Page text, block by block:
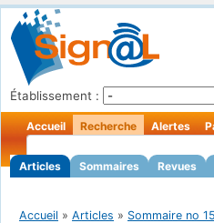
Établissement :
Accueil Recherche
Articles Sommaires Revues
Alertes
Accueil » Articles » Sommaire no